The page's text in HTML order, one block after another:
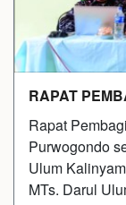
RAPAT
Rapat
Purwogondo
Ulum
MTs. Darul